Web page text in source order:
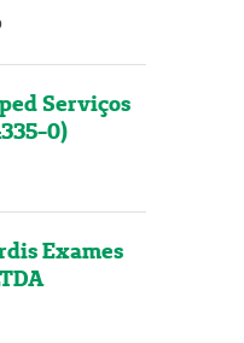
Serviços
0)
Exames